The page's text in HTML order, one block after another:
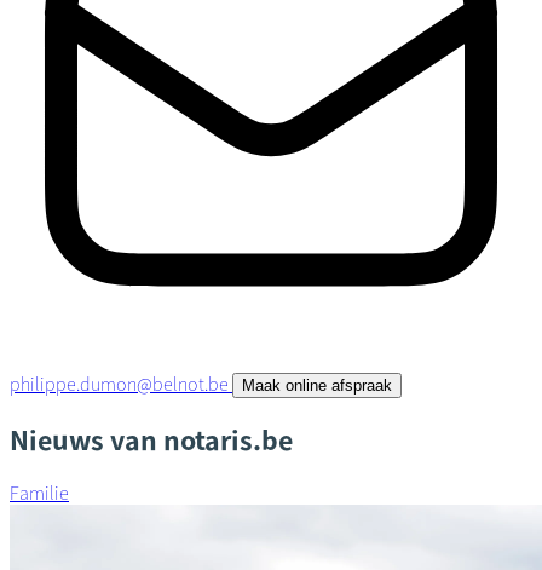
philippe.dumon@belnot.be Maak online afspraak
Nieuws van notaris.be
Familie